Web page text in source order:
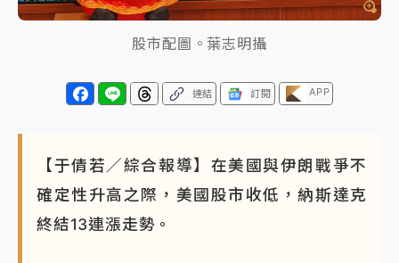
地午後雷雨
7月營收甫首破單月9000億元下半年續旺指
NBA｜ 傳奇名帥驚傳離世！曾以「瘋狂籃球」震撼聯
股市配圖。葉志明攝
連結 訂閱 APP
【于倩若／綜合報導】在美國與伊朗戰爭不
確定性升高之際，美國股市收低，納斯達克
終結13連漲走勢。